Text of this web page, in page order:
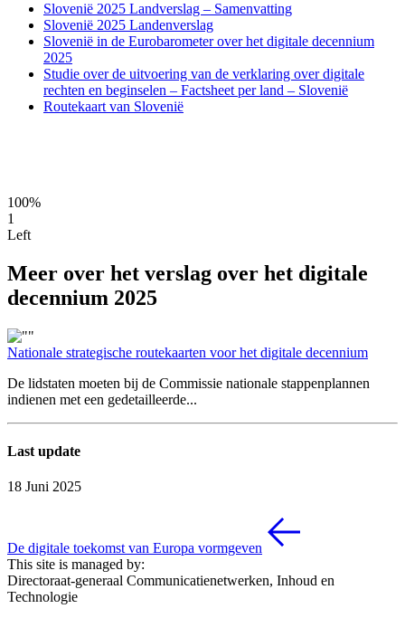
Slovenië 2025 Landverslag – Samenvatting
Slovenië 2025 Landenverslag
Slovenië in de Eurobarometer over het digitale decennium
2025
Studie over de uitvoering van de verklaring over digitale
rechten en beginselen – Factsheet per land – Slovenië
Routekaart van Slovenië
100%
1
Left
Meer over het verslag over het digitale
decennium 2025
Nationale strategische routekaarten voor het digitale decennium
De lidstaten moeten bij de Commissie nationale stappenplannen
indienen met een gedetailleerde...
Last update
18 Juni 2025
De digitale toekomst van Europa vormgeven
This site is managed by:
Directoraat-generaal Communicatienetwerken, Inhoud en
Technologie